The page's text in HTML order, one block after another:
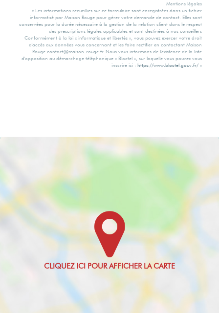
Mentions légales
« Les informations recueillies sur ce formulaire sont enregistrées dans un fichier
informatisé par Maison Rouge pour gérer votre demande de contact. Elles sont
conservées pour la durée nécessaire à la gestion de la relation client dans le respect
des prescriptions légales applicables et sont destinées à nos conseillers
Conformément à la loi « informatique et libertés », vous pouvez exercer votre droit
d'accès aux données vous concernant et les faire rectifier en contactant Maison
Rouge contact@maison-rouge.fr. Nous vous informons de l'existence de la liste
d'opposition au démarchage téléphonique « Bloctel », sur laquelle vous pouvez vous
inscrire ici : https://www.bloctel.gouv.fr/ »